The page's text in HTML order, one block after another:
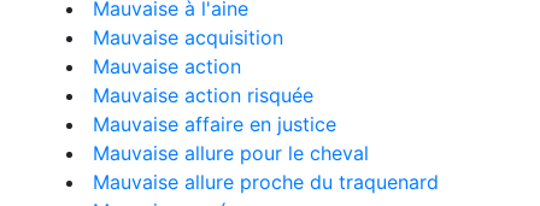
Mauvaise à l'aine
Mauvaise acquisition
Mauvaise action
Mauvaise action risquée
Mauvaise affaire en justice
Mauvaise allure pour le cheval
Mauvaise allure proche du traquenard